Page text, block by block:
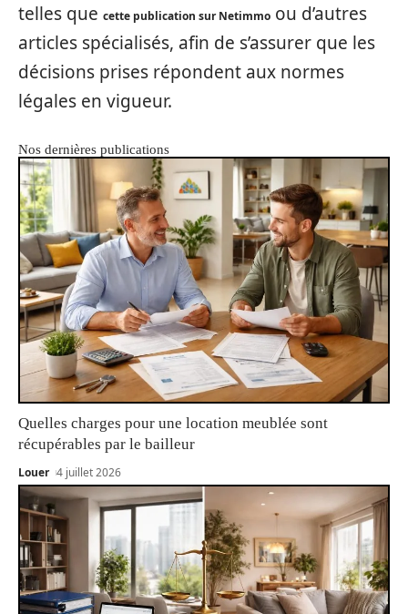
telles que cette publication sur Netimmo ou d’autres
articles spécialisés, afin de s’assurer que les
décisions prises répondent aux normes
légales en vigueur.
Nos dernières publications
Quelles charges pour une location meublée sont
récupérables par le bailleur
Louer 4 juillet 2026